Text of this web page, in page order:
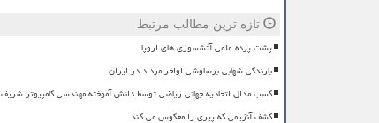
تازه ترین مطالب مرتبط
پشت پرده علمی آتشسوزی های اروپا
بارندگی شهابی برساوشی اواخر مرداد در ایران
کسب مدال اتحادیه جهانی ریاضی توسط دانش آموخته مهندسی کامپیوتر شریف
کشف آنزیمی که پیری را معکوس می کند